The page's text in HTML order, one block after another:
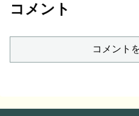
コメント
コメント